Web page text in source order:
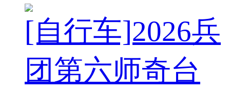
[自行车]2026兵
团第六师奇台